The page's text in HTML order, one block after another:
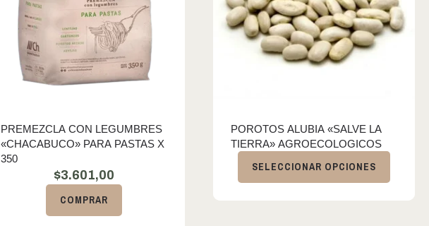
PREMEZCLA CON LEGUMBRES
«CHACABUCO» PARA PASTAS X
350
$3.601,00
COMPRAR
POROTOS ALUBIA «SALVE LA
TIERRA» AGROECOLOGICOS
SELECCIONAR OPCIONES